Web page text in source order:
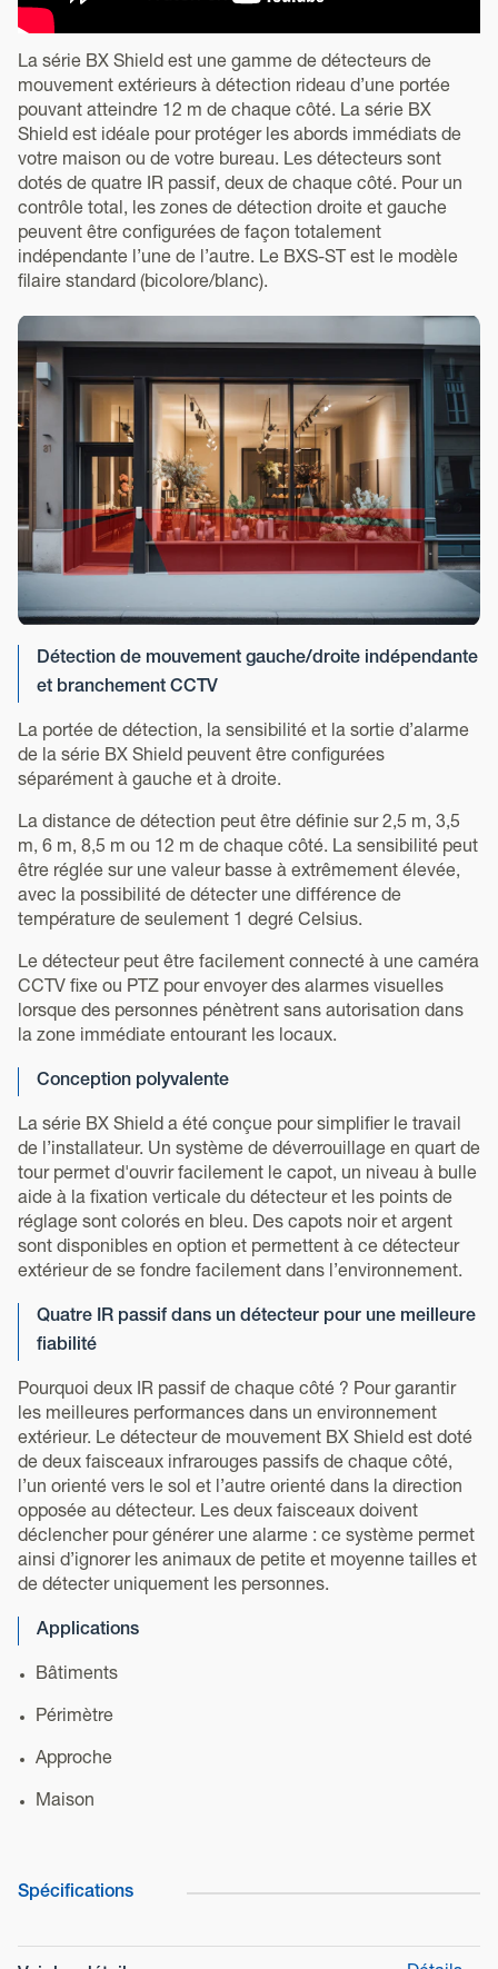
La série BX Shield est une gamme de détecteurs de
mouvement extérieurs à détection rideau d’une portée
pouvant atteindre 12 m de chaque côté. La série BX
Shield est idéale pour protéger les abords immédiats de
votre maison ou de votre bureau. Les détecteurs sont
dotés de quatre IR passif, deux de chaque côté. Pour un
contrôle total, les zones de détection droite et gauche
peuvent être configurées de façon totalement
indépendante l’une de l’autre. Le BXS-ST est le modèle
filaire standard (bicolore/blanc).
Détection de mouvement gauche/droite indépendante
et branchement CCTV
La portée de détection, la sensibilité et la sortie d’alarme
de la série BX Shield peuvent être configurées
séparément à gauche et à droite.
La distance de détection peut être définie sur 2,5 m, 3,5
m, 6 m, 8,5 m ou 12 m de chaque côté. La sensibilité peut
être réglée sur une valeur basse à extrêmement élevée,
avec la possibilité de détecter une différence de
température de seulement 1 degré Celsius.
Le détecteur peut être facilement connecté à une caméra
CCTV fixe ou PTZ pour envoyer des alarmes visuelles
lorsque des personnes pénètrent sans autorisation dans
la zone immédiate entourant les locaux.
Conception polyvalente
La série BX Shield a été conçue pour simplifier le travail
de l’installateur. Un système de déverrouillage en quart de
tour permet d'ouvrir facilement le capot, un niveau à bulle
aide à la fixation verticale du détecteur et les points de
réglage sont colorés en bleu. Des capots noir et argent
sont disponibles en option et permettent à ce détecteur
extérieur de se fondre facilement dans l’environnement.
Quatre IR passif dans un détecteur pour une meilleure
fiabilité
Pourquoi deux IR passif de chaque côté ? Pour garantir
les meilleures performances dans un environnement
extérieur. Le détecteur de mouvement BX Shield est doté
de deux faisceaux infrarouges passifs de chaque côté,
l’un orienté vers le sol et l’autre orienté dans la direction
opposée au détecteur. Les deux faisceaux doivent
déclencher pour générer une alarme : ce système permet
ainsi d’ignorer les animaux de petite et moyenne tailles et
de détecter uniquement les personnes.
Applications
Bâtiments
Périmètre
Approche
Maison
Spécifications